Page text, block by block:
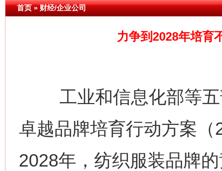
首页»财经/企业公司
力争到2028年培育
工业和信息化部等五
卓越品牌培育行动方案
2028年，纺织服装品牌